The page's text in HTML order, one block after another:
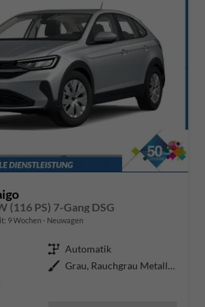
(116 PS) 7-Gang DSG
9 Wochen Neuwagen
Getriebe Automatik
Außenfarbe
Grau, Rauchgrau Metallic (5W)